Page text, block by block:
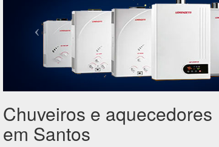
Chuveiros e aquecedores
em Santos